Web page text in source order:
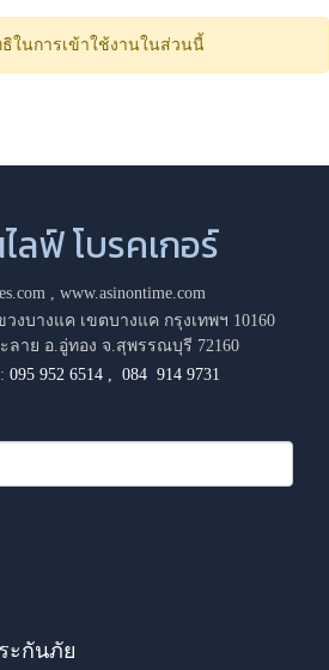
ในการเข้าใช้งานในส่วนนี้
ลฟ์ โบรคเกอร์
, www.asinontime.com
งบางแค เขตบางแค กรุงเทพฯ 10160
ลาย อ.อู่ทอง จ.สุพรรณบุรี 72160
095 952 6514 ,084 914 9731
ะกันภัย